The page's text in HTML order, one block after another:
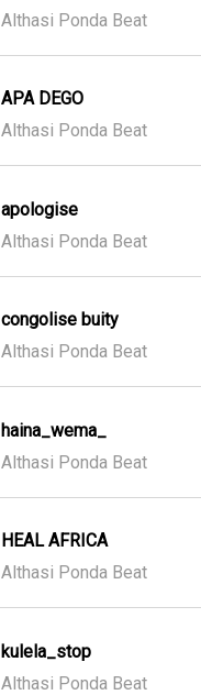
Althasi Ponda Beat
APA DEGO
Althasi Ponda Beat
apologise
Althasi Ponda Beat
congolise buity
Althasi Ponda Beat
haina_wema_
Althasi Ponda Beat
HEAL AFRICA
Althasi Ponda Beat
kulela_stop
Althasi Ponda Beat